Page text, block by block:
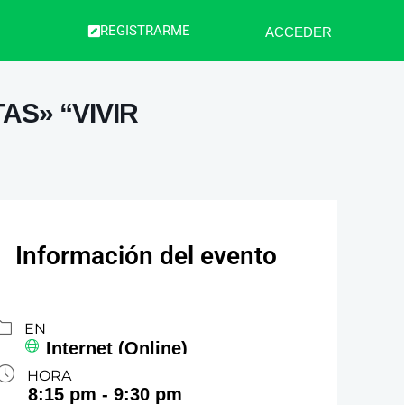
REGISTRARME ACCEDER
“VIVIR
Información del evento
EN
Internet (Online)
HORA
8:15 pm - 9:30 pm